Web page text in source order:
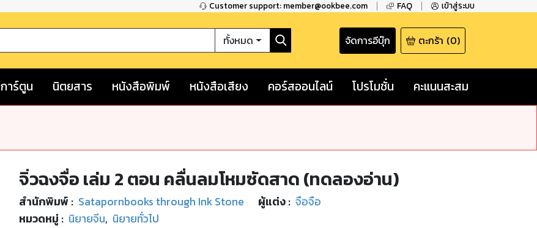
Customer support: member@ookbee.com FAQ เข้าสู่ระบบ
ทั้งหมด จัดการอีบุ๊ก ตะกร้า (0)
การ์ตูน นิตยสาร หนังสือพิมพ์ หนังสือเสียง คอร์สออนไลน์ โปรโมชั่น คะแนนสะสม
จิ่วฉงจื่อ เล่ม 2 ตอน คลื่นลมโหมซัดสาด (ทดลองอ่าน)
สำนักพิมพ์ : Satapornbooks through Ink Stone ผู้แต่ง : จือจือ
หมวดหมู่ : นิยายจีน, นิยายทั่วไป